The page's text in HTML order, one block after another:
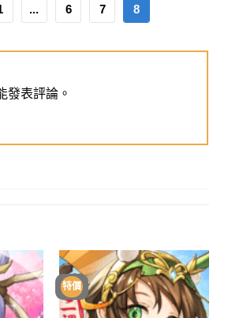
... 6 7 8
發表評論。
特價